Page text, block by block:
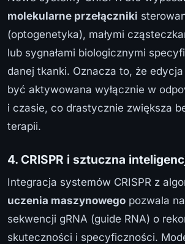
molekularne przełączniki
(optogenetyka), małymi
lub sygnałami biologicznymi
danej tkanki. Oznacza to, że
być aktywowana wyłącznie w
i czasie, co drastycznie zwiększa
terapii.
4. CRISPR i sztuczna
Integracja systemów CRISPR z
uczenia maszynowego pozwala
sekwencji gRNA (guide RNA) o
skuteczności i specyficzności.